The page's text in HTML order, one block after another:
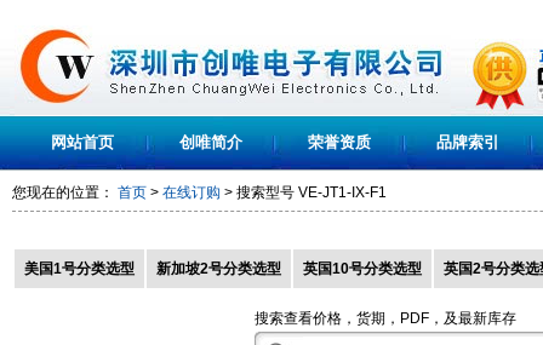
网站首页 创唯简介 荣誉资质 品牌索引
您现在的位置： 首页 > 在线订购 > 搜索型号 VE-JT1-IX-F1
美国1号分类选型 新加坡2号分类选型 英国10号分类选型 英国2号分类选
搜索查看价格，货期，PDF，及最新库存